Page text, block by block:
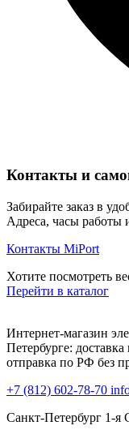
Контакты и
Забирайте заказ в
Адреса, часы работы
Контакты MiPort
Хотите посмотреть
Перейти в каталог
Интернет-магазин
Петербурге:
отправка по РФ без
+7 (812) 602-78-70
Санкт-Петербург 1-я